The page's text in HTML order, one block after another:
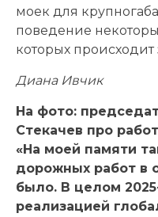
моек для
поведение
которых происходит
Диана Ивчик
На фото:
Стекачев про
«На моей памяти
дорожных работ в
было. В целом
реализацией